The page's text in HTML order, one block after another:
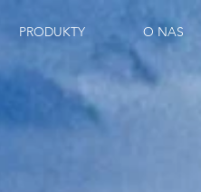
PRODUKTY O NAS